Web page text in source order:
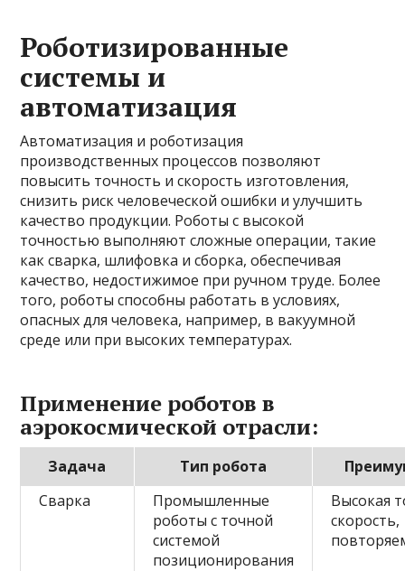
Роботизированные
системы и
автоматизация
Автоматизация и роботизация
производственных процессов позволяют
повысить точность и скорость изготовления,
снизить риск человеческой ошибки и улучшить
качество продукции. Роботы с высокой
точностью выполняют сложные операции, такие
как сварка, шлифовка и сборка, обеспечивая
качество, недостижимое при ручном труде. Более
того, роботы способны работать в условиях,
опасных для человека, например, в вакуумной
среде или при высоких температурах.
Применение роботов в
аэрокосмической отрасли:
Задача Тип робота
Сварка
Промышленные
роботы с точной
системой
позиционирования
Высокая
скорость,